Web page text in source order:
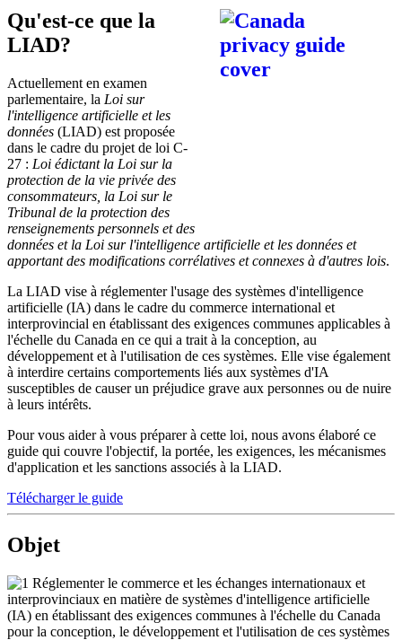
Qu'est-ce que la
LIAD?
Actuellement en examen
parlementaire, la Loi sur
l'intelligence artificielle et les
données (LIAD) est proposée
dans le cadre du projet de loi C-
27 : Loi édictant la Loi sur la
protection de la vie privée des
consommateurs, la Loi sur le
Tribunal de la protection des
renseignements personnels et des
données et la Loi sur l'intelligence artificielle et les données et
apportant des modifications corrélatives et connexes à d'autres lois.
La LIAD vise à réglementer l'usage des systèmes d'intelligence
artificielle (IA) dans le cadre du commerce international et
interprovincial en établissant des exigences communes applicables à
l'échelle du Canada en ce qui a trait à la conception, au
développement et à l'utilisation de ces systèmes. Elle vise également
à interdire certains comportements liés aux systèmes d'IA
susceptibles de causer un préjudice grave aux personnes ou de nuire
à leurs intérêts.
Pour vous aider à vous préparer à cette loi, nous avons élaboré ce
guide qui couvre l'objectif, la portée, les exigences, les mécanismes
d'application et les sanctions associés à la LIAD.
Télécharger le guide
Objet
Réglementer le commerce et les échanges internationaux et
interprovinciaux en matière de systèmes d'intelligence artificielle
(IA) en établissant des exigences communes à l'échelle du Canada
pour la conception, le développement et l'utilisation de ces systèmes